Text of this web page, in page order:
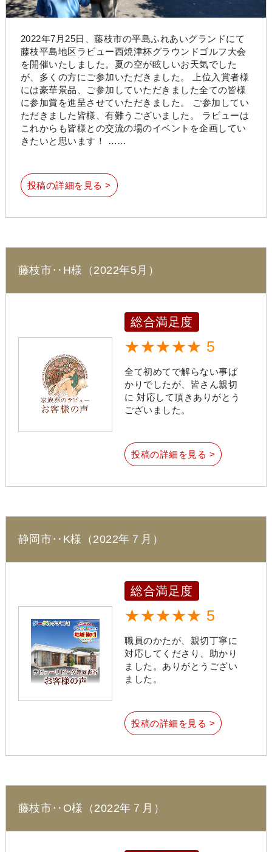
2022年7月25日、藤枝市の平島ふれあいグランドにて
藤枝平島地区ラビュー西焼津杯グラウンドゴルフ大会
を開催いたしました。夏の空が眩しいお天気でした
が、多くの方にご参加いただきました。 上位入賞者様
には豪華景品、ご参加していただきました全ての皆様
に参加賞を進呈させていただきました。 ご参加してい
ただきました皆様、有難うございました。 ラビューは
これからも皆様との交流の場のイベントを企画してい
きたいと思います！ ……
投稿の詳細を見る >
藤枝市‥H様（2022年5月）
総合満足度
★★★★★ 5
全て初めてで解らない事ば
かりでしたが、皆さん親切
に 対応して頂きありがとう
ございました。
投稿の詳細を見る >
静岡市‥K様（2022年７月）
総合満足度
★★★★★ 5
職員のかたが、親切丁寧に
対応してくださり、助かり
ました。ありがとうござい
ました。
投稿の詳細を見る >
藤枝市‥O様（2022年７月）